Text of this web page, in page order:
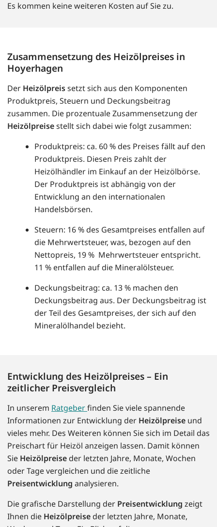
Es kommen keine weiteren Kosten auf Sie zu.
Zusammensetzung des Heizölpreises in
Hoyerhagen
Der Heizölpreissetzt sich aus den Komponenten
Produktpreis, Steuern und Deckungsbeitrag
zusammen. Die prozentuale Zusammensetzung der
Heizölpreisestellt sich dabei wie folgt zusammen:
Produktpreis: ca. 60 % des Preises fällt auf den
Produktpreis. Diesen Preis zahlt der
Heizölhändler im Einkauf an der Heizölbörse.
Der Produktpreis ist abhängig von der
Entwicklung an den internationalen
Handelsbörsen.
Steuern: 16 % des Gesamtpreises entfallen auf
die Mehrwertsteuer, was, bezogen auf den
Nettopreis, 19 % Mehrwertsteuer entspricht.
11 % entfallen auf die Mineralölsteuer.
Deckungsbeitrag: ca. 13 % machen den
Deckungsbeitrag aus. Der Deckungsbeitrag ist
der Teil des Gesamtpreises, der sich auf den
Mineralölhandel bezieht.
Entwicklung des Heizölpreises – Ein
zeitlicher Preisvergleich
In unserem Ratgeberfinden Sie viele spannende
Informationen zur Entwicklung der Heizölpreise und
vieles mehr. Des Weiteren können Sie sich im Detail das
Preischart für Heizöl anzeigen lassen. Damit können
Sie Heizölpreise der letzten Jahre, Monate, Wochen
oder Tage vergleichen und die zeitliche
Preisentwicklung analysieren.
Die grafische Darstellung der Preisentwicklung zeigt
Ihnen die Heizölpreise der letzten Jahre, Monate,